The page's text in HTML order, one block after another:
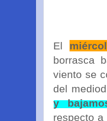
El
borrasca
viento se
del
y
respecto